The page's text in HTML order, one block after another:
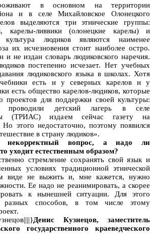
в основном на территории
и в селе Михайловское Олонецкого
выделяются три этнические группы:
карелы-ливвики (олонецкие карелы) и
людиков являются наименее
их исчезновения стоит наиболее остро.
и не издан словарь людиковского наречия.
постепенно исчезает. Нет учебных
людиковского языка в школах. Хотя
есть и у северных карелов и у
есть общество карелов-людиков, которые
проектов для поддержки своей культуры:
проводили детский лагерь в селе
(ТРИАС) издаем сейчас газету на
Но этого недостаточно, поэтому появился
в страну людиков».
вопрос, а надо ли
уходит естественным образом?
стремление сохранять свой язык и
условиях традиционной этнической
виде не выжить и, мне кажется, нужно
Ее надо не реанимировать, а скорее
к нынешней ситуации. Для этого
разных способов, в том числе этому
Денис Кузнецов, заместитель
государственного краеведческого